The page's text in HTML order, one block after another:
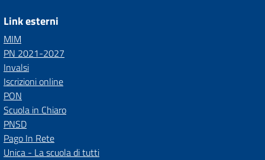
Link esterni
MIM
PN 2021-2027
Invalsi
Iscrizioni online
PON
Scuola in Chiaro
PNSD
Pago In Rete
Unica - La scuola di tutti